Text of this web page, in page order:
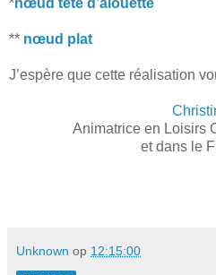
** nœud plat
J’espère que cette réalisation
Animatrice en Loisirs
et dans le
Unknown op 12:15:00